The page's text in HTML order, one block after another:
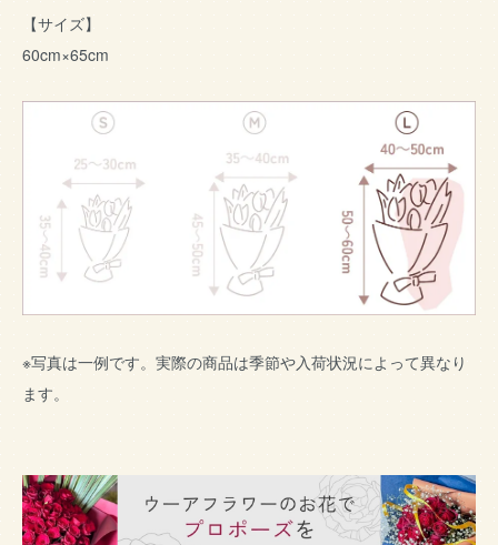
【サイズ】
60cm×65cm
※写真は一例です。実際の商品は季節や入荷状況によって異なり
ます。